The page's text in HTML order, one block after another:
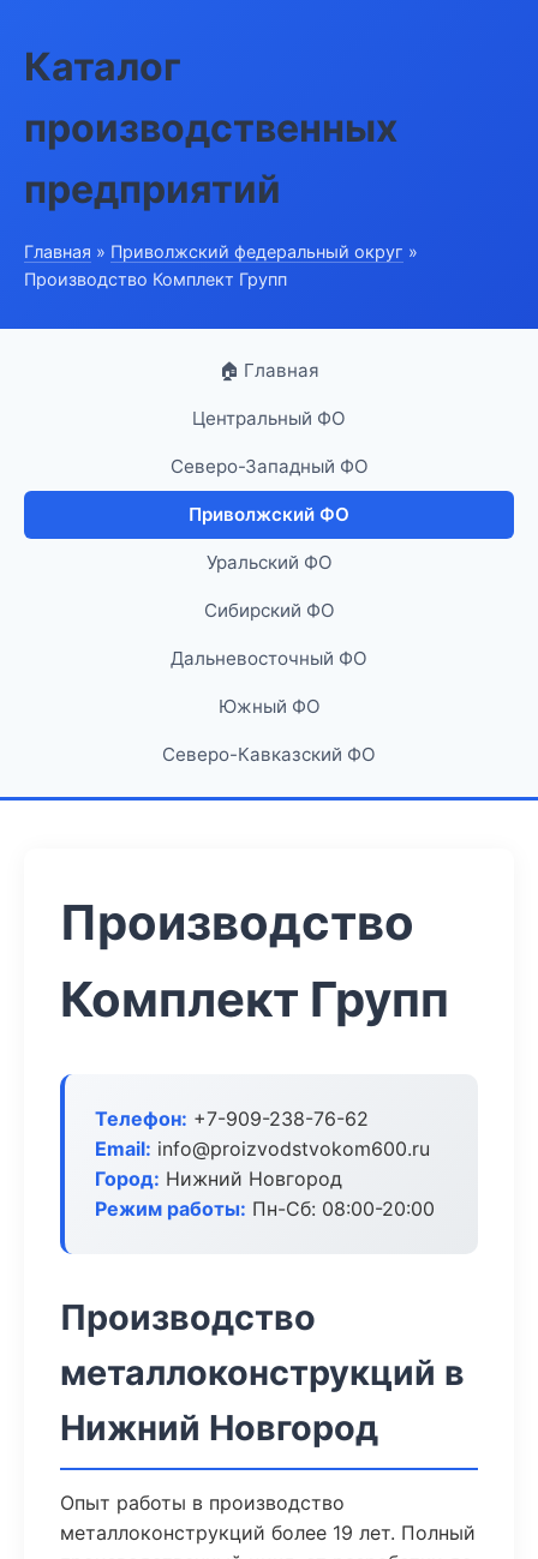
Каталог
производственных
предприятий
Главная » Приволжский федеральный округ »
Производство Комплект Групп
🏠 Главная
Центральный ФО
Северо-Западный ФО
Приволжский ФО
Уральский ФО
Сибирский ФО
Дальневосточный ФО
Южный ФО
Северо-Кавказский ФО
Производство
Комплект Групп
Телефон: +7-909-238-76-62
Email: info@proizvodstvokom600.ru
Город: Нижний Новгород
Режим работы: Пн-Сб: 08:00-20:00
Производство
металлоконструкций в
Нижний Новгород
Опыт работы в производство
металлоконструкций более 19 лет. Полный